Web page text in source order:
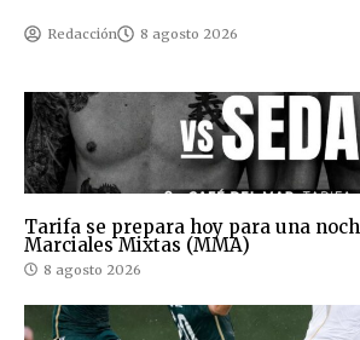
Redacción 8 agosto 2026
Tarifa se prepara hoy para una
Marciales Mixtas (MMA)
8 agosto 2026